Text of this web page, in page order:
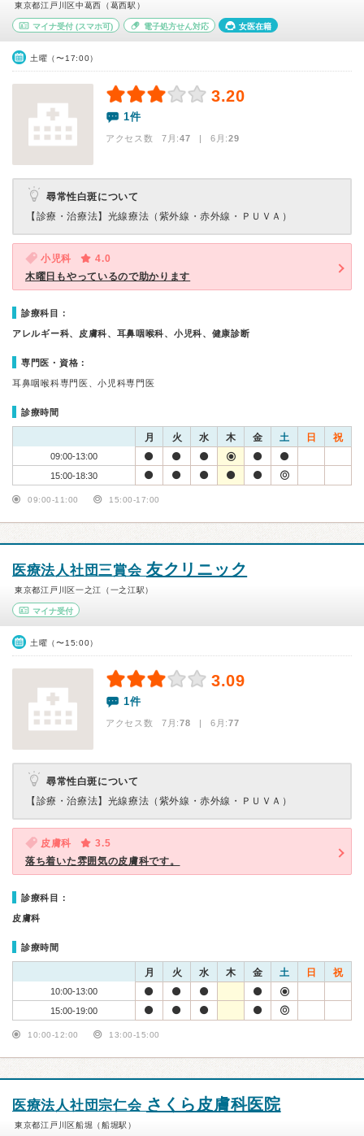
東京都江戸川区中葛西（葛西駅）
マイナ受付 (スマホ可) 電子処方せん対応 女医在籍
土曜（〜17:00）
3.20
1件
アクセス数 7月:47 | 6月:29
尋常性白斑について
【診療・治療法】 光線療法（紫外線・赤外線・ＰＵＶＡ）
小児科
4.0
木曜日もやっているので助かります
診療科目：
アレルギー科、皮膚科、耳鼻咽喉科、小児科、健康診断
専門医・資格：
耳鼻咽喉科専門医、小児科専門医
診療時間
月 火 水 木 金 土 日 祝
09:00-13:00
15:00-18:30
09:00-11:00 15:00-17:00
医療法人社団三賞会 友クリニック
東京都江戸川区一之江（一之江駅）
マイナ受付
土曜（〜15:00）
3.09
1件
アクセス数 7月:78 | 6月:77
尋常性白斑について
【診療・治療法】 光線療法（紫外線・赤外線・ＰＵＶＡ）
皮膚科
3.5
落ち着いた雰囲気の皮膚科です。
診療科目：
皮膚科
診療時間
月 火 水 木 金 土 日 祝
10:00-13:00
15:00-19:00
10:00-12:00 13:00-15:00
医療法人社団宗仁会 さくら皮膚科医院
東京都江戸川区船堀（船堀駅）